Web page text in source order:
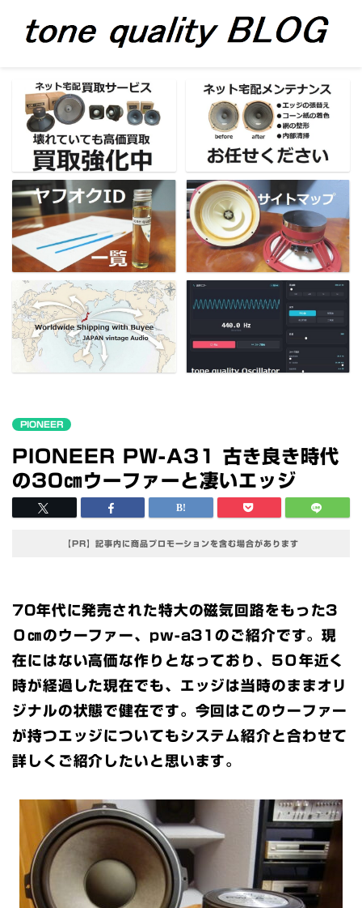
PIONEER
PIONEER PW-A31 古き良き時代
の30㎝ウーファーと凄いエッジ
【PR】記事内に商品プロモーションを含む場合があります
70年代に発売された特大の磁気回路をもった3
０㎝のウーファー、pw-a31のご紹介です。現
在にはない高価な作りとなっており、5０年近く
時が経過した現在でも、エッジは当時のままオリ
ジナルの状態で健在です。今回はこのウーファー
が持つエッジについてもシステム紹介と合わせて
詳しくご紹介したいと思います。